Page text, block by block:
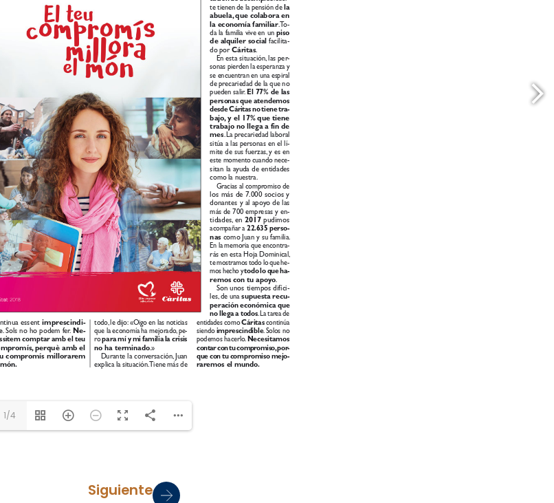
1/4
Siguiente